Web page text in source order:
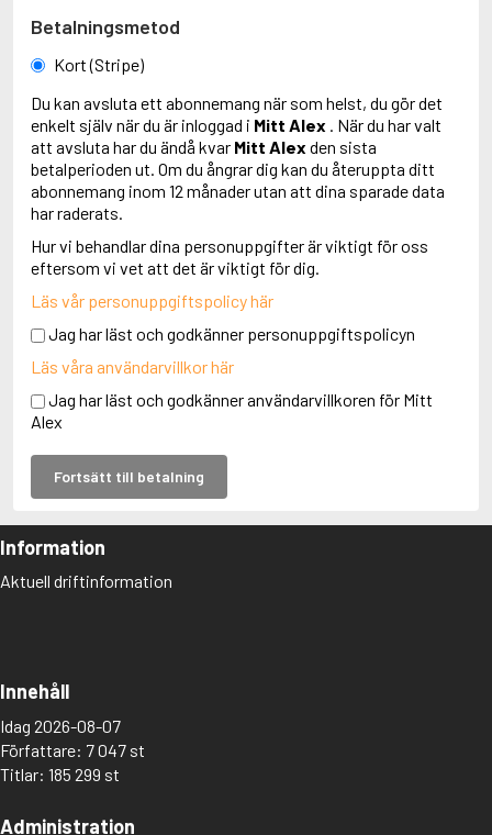
Betalningsmetod
Kort (Stripe)
Du kan avsluta ett abonnemang när som helst, du gör det
enkelt själv när du är inloggad i Mitt Alex . När du har valt
att avsluta har du ändå kvar Mitt Alex den sista
betalperioden ut. Om du ångrar dig kan du återuppta ditt
abonnemang inom 12 månader utan att dina sparade data
har raderats.
Hur vi behandlar dina personuppgifter är viktigt för oss
eftersom vi vet att det är viktigt för dig.
Läs vår personuppgiftspolicy här
Jag har läst och godkänner personuppgiftspolicyn
Läs våra användarvillkor här
Jag har läst och godkänner användarvillkoren för Mitt
Alex
Fortsätt till betalning
Information
Aktuell driftinformation
Innehåll
Idag 2026-08-07
Författare: 7 047 st
Titlar: 185 299 st
Administration